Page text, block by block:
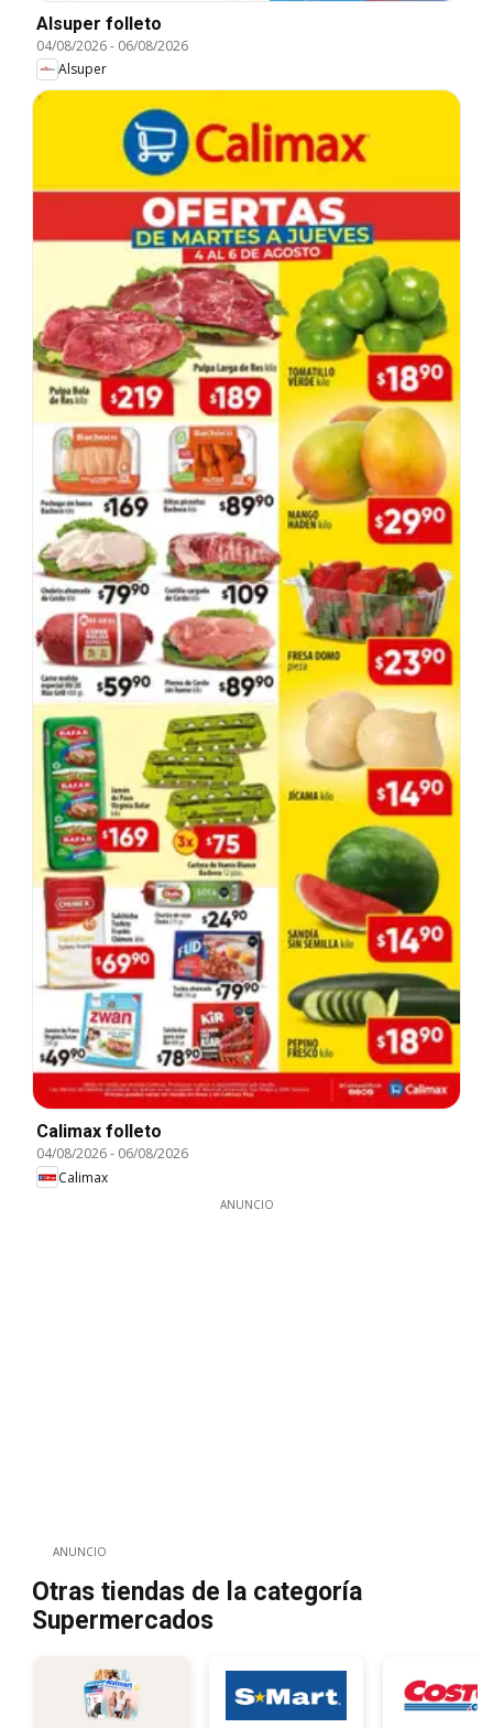
Alsuper folleto
04/08/2026- 06/08/2026
Alsuper
Calimax folleto
04/08/2026- 06/08/2026
Calimax
ANUNCIO
ANUNCIO
Otras tiendas de la categoría
Supermercados